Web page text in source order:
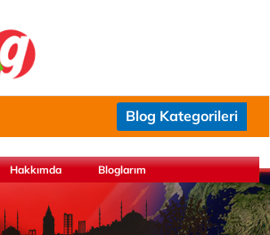
Blog Kategorileri
Hakkımda Bloglarım